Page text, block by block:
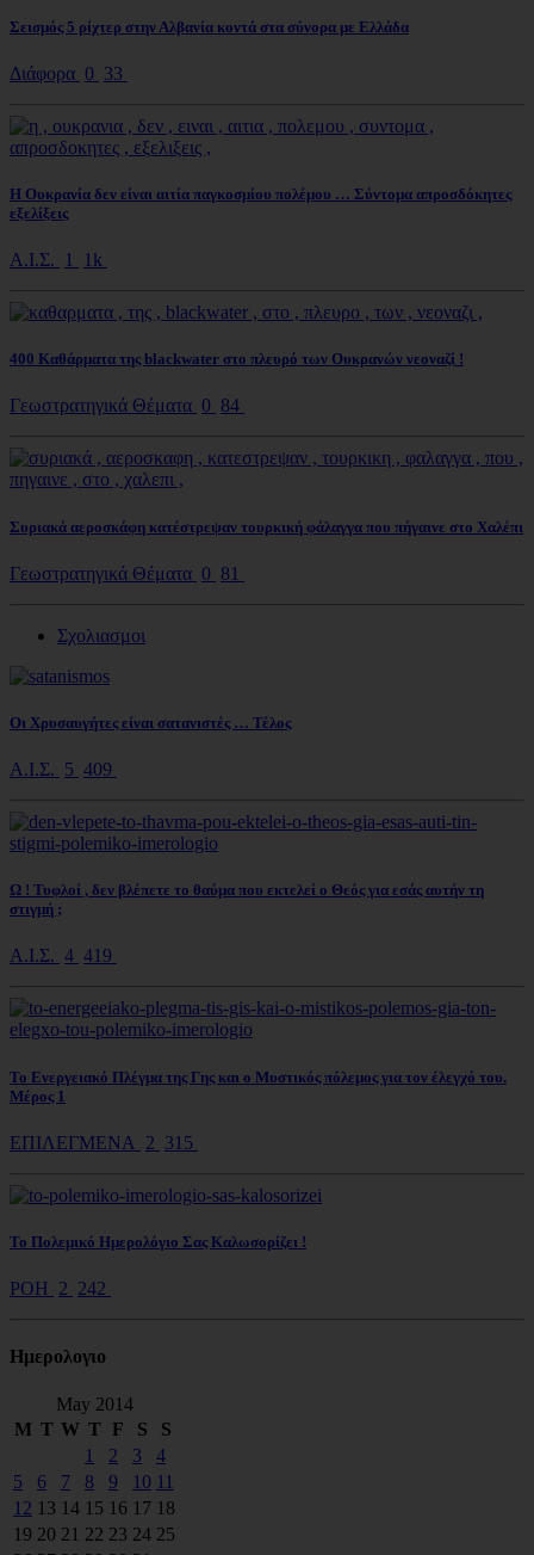
Σεισμός 5 ρίχτερ στην Αλβανία κοντά στα σύνορα με Ελλάδα
Διάφορα 0 33
Η Ουκρανία δεν είναι αιτία παγκοσμίου πολέμου … Σύντομα απροσδόκητες
εξελίξεις
Α.Ι.Σ. 1 1k
400 Καθάρματα της blackwater στο πλευρό των Ουκρανών νεοναζί !
Γεωστρατηγικά Θέματα 0 84
Συριακά αεροσκάφη κατέστρεψαν τουρκική φάλαγγα που πήγαινε στο Χαλέπι
Γεωστρατηγικά Θέματα 0 81
Σχολιασμοι
Οι Χρυσαυγήτες είναι σατανιστές … Τέλος
Α.Ι.Σ. 5 409
Ω ! Τυφλοί , δεν βλέπετε το θαύμα που εκτελεί ο Θεός για εσάς αυτήν τη
στιγμή ;
Α.Ι.Σ. 4 419
Το Ενεργειακό Πλέγμα της Γης και ο Μυστικός πόλεμος για τον έλεγχό του.
Μέρος 1
ΕΠΙΛΕΓΜΕΝΑ 2 315
Το Πολεμικό Ημερολόγιο Σας Καλωσορίζει !
ΡΟΗ 2 242
Ημερολoγιο
May 2014
M T W T F S
S
1
2 3
4
5
6 7 8 9 10 11
12 13 14 15 16 17 18
19 20 21 22 23 24 25